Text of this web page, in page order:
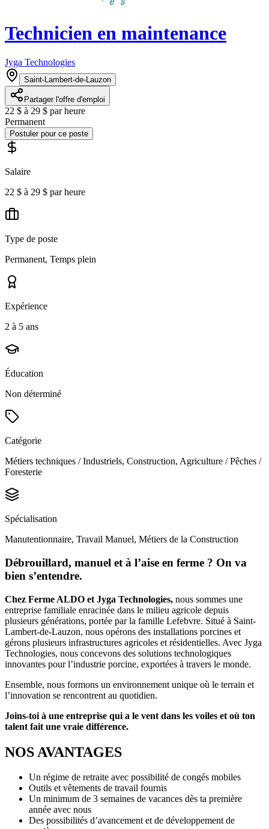
Technicien en maintenance
Jyga Technologies
Saint-Lambert-de-Lauzon
Partager l'offre d'emploi
22 $ à 29 $ par heure
Permanent
Postuler pour ce poste
Salaire
22 $ à 29 $ par heure
Type de poste
Permanent, Temps plein
Expérience
2 à 5 ans
Éducation
Non déterminé
Catégorie
Métiers techniques / Industriels, Construction, Agriculture / Pêches /
Foresterie
Spécialisation
Manutentionnaire, Travail Manuel, Métiers de la Construction
Débrouillard, manuel et à l’aise en ferme ? On va
bien s’entendre.
Chez Ferme ALDO et Jyga Technologies, nous sommes une
entreprise familiale enracinée dans le milieu agricole depuis
plusieurs générations, portée par la famille Lefebvre. Situé à Saint-
Lambert-de-Lauzon, nous opérons des installations porcines et
gérons plusieurs infrastructures agricoles et résidentielles. Avec Jyga
Technologies, nous concevons des solutions technologiques
innovantes pour l’industrie porcine, exportées à travers le monde.
Ensemble, nous formons un environnement unique où le terrain et
l’innovation se rencontrent au quotidien.
Joins-toi à une entreprise qui a le vent dans les voiles et où ton
talent fait une vraie différence.
NOS AVANTAGES
Un régime de retraite avec possibilité de congés mobiles
Outils et vêtements de travail fournis
Un minimum de 3 semaines de vacances dès ta première
année avec nous
Des possibilités d’avancement et de développement de